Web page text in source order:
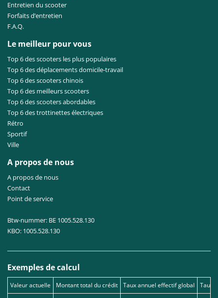
Entretien du scooter
Forfaits d’entretien
F.A.Q.
Le meilleur pour vous
Top 6 des scooters les plus populaires
Top 6 des déplacements domicile-travail
Top 6 des scooters chinois
Top 6 des meilleurs scooters
Top 6 des scooters abordables
Top 6 des trottinettes électriques
Rétro
Sportif
Ville
A propos de nous
A propos de nous
Contact
Point de service
Btw-nummer: BE 1005.528.130
KBO: 1005.528.130
Exemples de calcul
Valeur actuelle Montant total du crédit Taux annuel effectif global
Taux